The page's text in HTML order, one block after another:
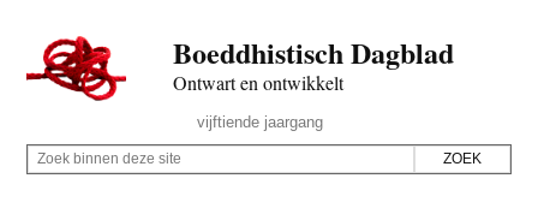
naar
de
inhoud
secondary
naar
de
sidebar
naar
de
Boeddhistisch Dagblad
Ontwart en ontwikkelt
Rechts
vijftiende jaargang
Z
Z